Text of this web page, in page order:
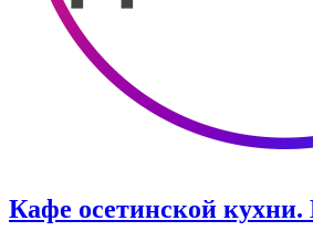
Кафе осетинской кухни.